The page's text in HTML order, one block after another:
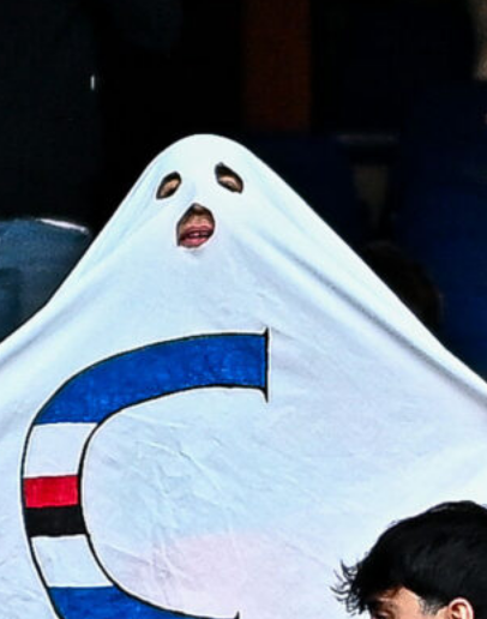
Scaglione lascia il Genoa, il Borussia
Masini verso l’addio al Genoa, il
Frosinone offre 5 milioni per il
centrocampista
7 Agosto 2026